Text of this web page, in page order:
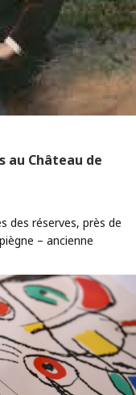
au Château de
des réserves, près de
– ancienne